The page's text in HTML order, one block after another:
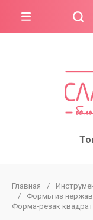
Главная /
/
Формы из
Форма-резак